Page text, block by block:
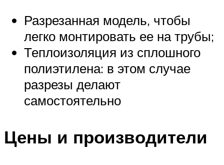
Разрезанная модель, чтобы
легко монтировать ее на трубы;
Теплоизоляция из сплошного
полиэтилена: в этом случае
разрезы делают
самостоятельно
Цены и производители